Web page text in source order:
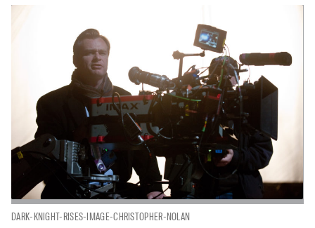
DARK-KNIGHT-RISES-IMAGE-CHRISTOPHER-NOLAN